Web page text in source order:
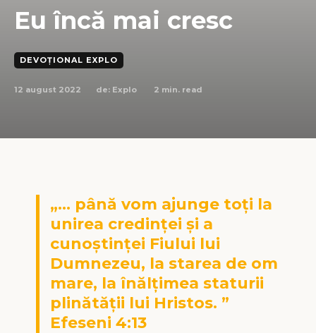
Eu încă mai cresc
DEVOȚIONAL EXPLO
12 august 2022 de: Explo 2 min. read
„… până vom ajunge toți la
unirea credinței și a
cunoștinței Fiului lui
Dumnezeu, la starea de om
mare, la înălțimea staturii
plinătății lui Hristos. ”
Efeseni 4:13